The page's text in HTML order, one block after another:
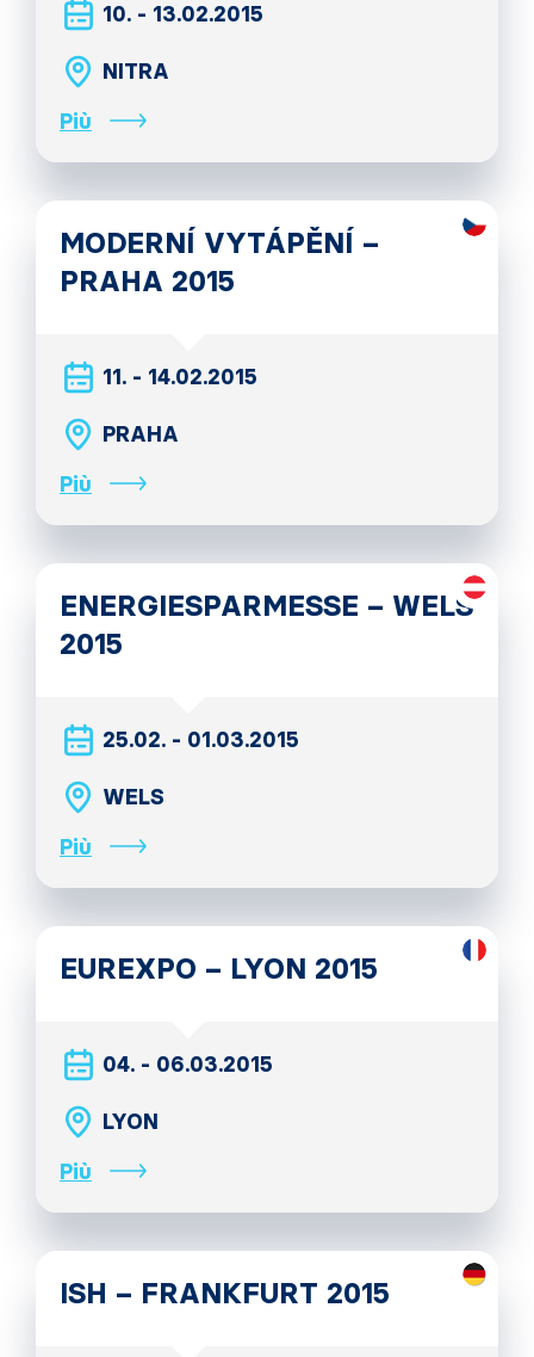
10. - 13.02.2015
NITRA
Più
MODERNÍ VYTÁPĚNÍ –
PRAHA 2015
11. - 14.02.2015
PRAHA
Più
ENERGIESPARMESSE – WELS
2015
25.02. - 01.03.2015
WELS
Più
EUREXPO – LYON 2015
04. - 06.03.2015
LYON
Più
ISH – FRANKFURT 2015